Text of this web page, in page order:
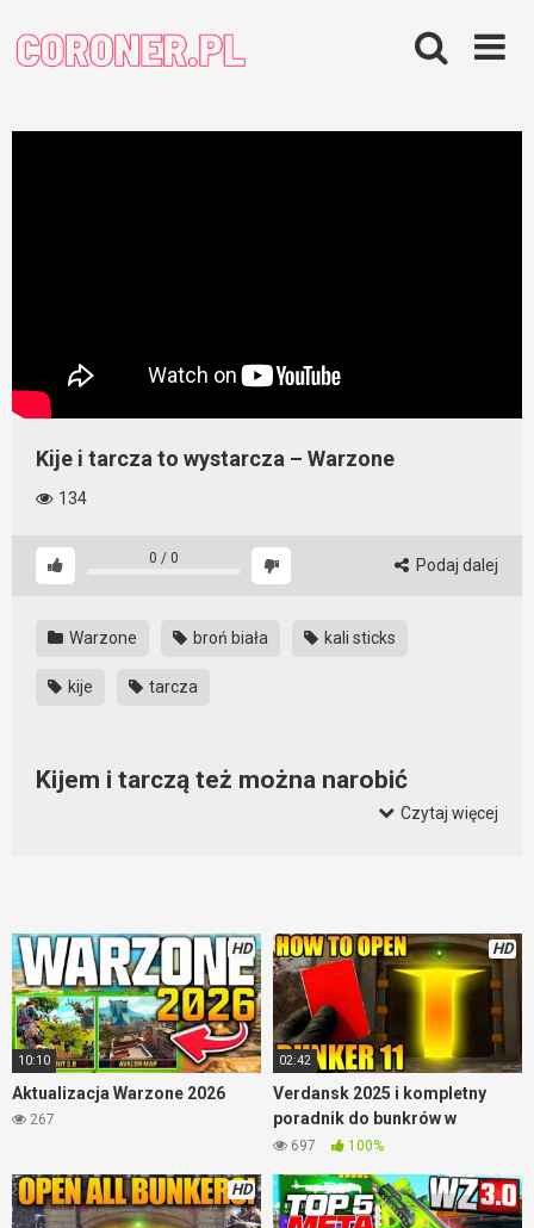
content
Kije i tarcza to wystarcza – Warzone
134
0 / 0 Podaj dalej
Warzone broń biała kali sticks
kije tarcza
Kijem i tarczą też można narobić
denerwuje innego gracza jak fakt, że zginął w wyniku
okładania pałką. Irytujące i to mocno. A jak można się przed
takim setupem bronić? RPG, semtex, termit i szybka reakcja.
Czytaj więcej
HD
10:10
Aktualizacja Warzone 2026
267
HD
02:42
Verdansk 2025 i kompletny
poradnik do bunkrów w
Warzone
697 100%
HD